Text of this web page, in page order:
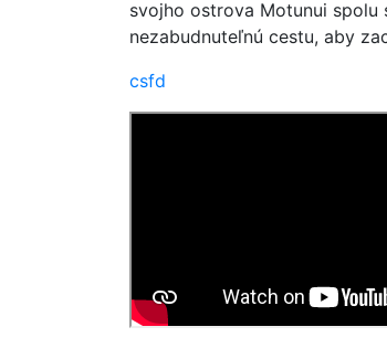
svojho ostrova Motunui spolu
nezabudnuteľnú cestu, aby
csfd